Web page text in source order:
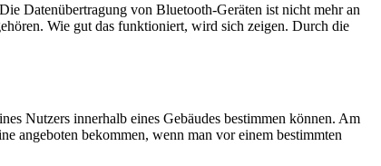
Datenübertragung von Bluetooth-Geräten ist nicht mehr an
Wie gut das funktioniert, wird sich zeigen. Durch die
Nutzers innerhalb eines Gebäudes bestimmen können. Am
angeboten bekommen, wenn man vor einem bestimmten